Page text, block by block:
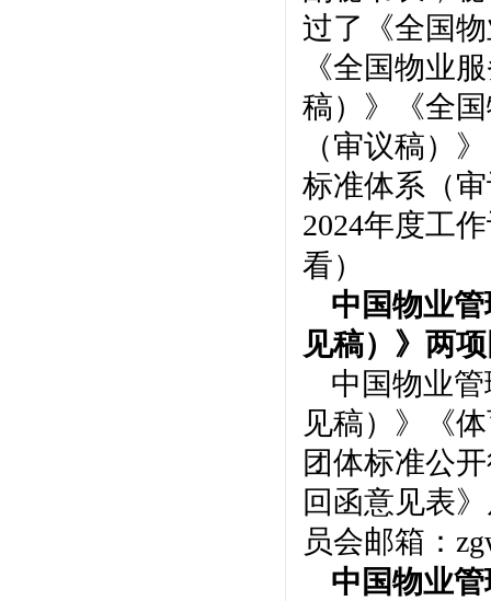
过了《全国
《全国物业
稿）》《全
（审议稿）
标准体系（
2024年度工
看）
中国物业
见稿）》两
中国物业
见稿）》《
团体标准公
回函意见表
员会邮箱：
中国物业